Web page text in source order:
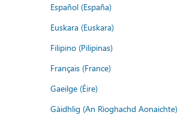
Español (España)
Euskara (Euskara)
Filipino (Pilipinas)
Français (France)
Gaeilge (Éire)
Gàidhlig (An Rìoghachd Aonaichte)